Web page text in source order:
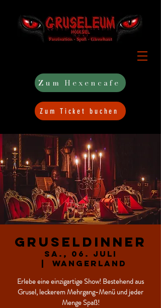
Zum Hexencafe
Zum Ticket buchen
Gruseldinner
Sa., 06. Juli
Wangerland
Erlebe eine einzigartige Show! Bestehend aus
Grusel, leckerem Mehrgang-Menü und jeder
Menge Spaß!